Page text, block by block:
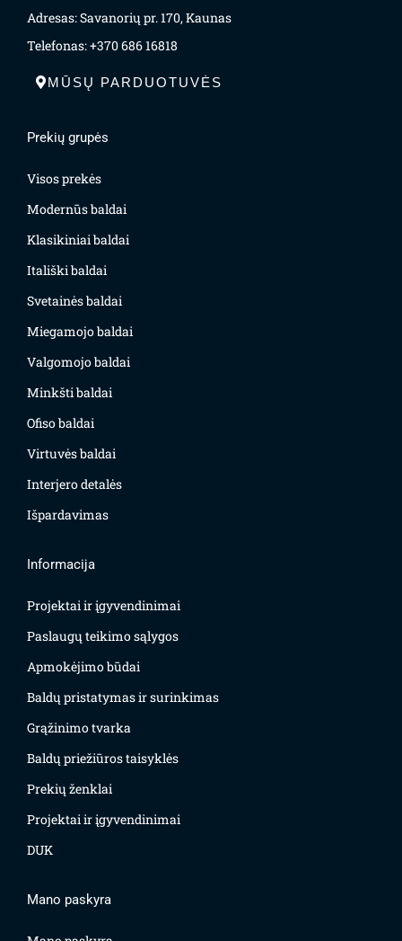
Adresas: Savanorių pr. 170, Kaunas
Telefonas: +370 686 16818
MŪSŲ PARDUOTUVĖS
Prekių grupės
Visos prekės
Modernūs baldai
Klasikiniai baldai
Itališki baldai
Svetainės baldai
Miegamojo baldai
Valgomojo baldai
Minkšti baldai
Ofiso baldai
Virtuvės baldai
Interjero detalės
Išpardavimas
Informacija
Projektai ir įgyvendinimai
Paslaugų teikimo sąlygos
Apmokėjimo būdai
Baldų pristatymas ir surinkimas
Grąžinimo tvarka
Baldų priežiūros taisyklės
Prekių ženklai
Projektai ir įgyvendinimai
DUK
Mano paskyra